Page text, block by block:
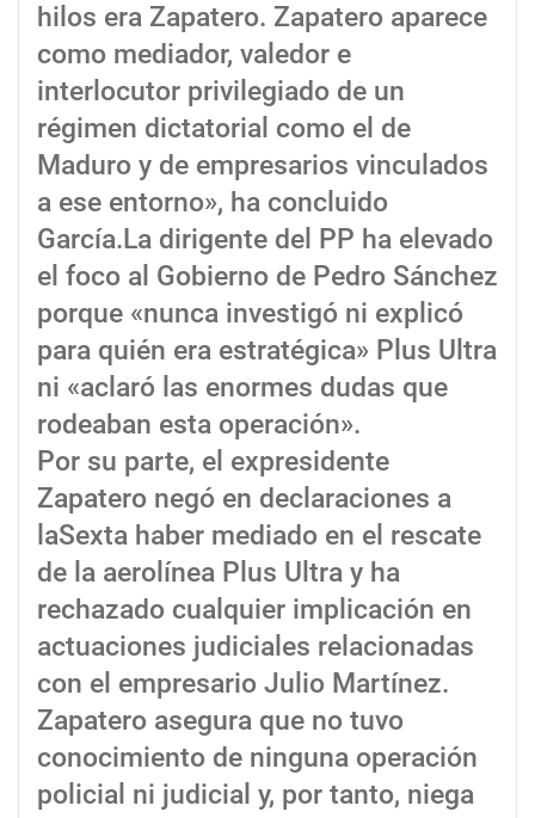
hilos era Zapatero. Zapatero aparece
como mediador, valedor e
interlocutor privilegiado de un
régimen dictatorial como el de
Maduro y de empresarios vinculados
a ese entorno», ha concluido
García.La dirigente del PP ha elevado
el foco al Gobierno de Pedro Sánchez
porque «nunca investigó ni explicó
para quién era estratégica» Plus Ultra
ni «aclaró las enormes dudas que
rodeaban esta operación».
Por su parte, el expresidente
Zapatero negó en declaraciones a
laSexta haber mediado en el rescate
de la aerolínea Plus Ultra y ha
rechazado cualquier implicación en
actuaciones judiciales relacionadas
con el empresario Julio Martínez.
Zapatero asegura que no tuvo
conocimiento de ninguna operación
policial ni judicial y, por tanto, niega